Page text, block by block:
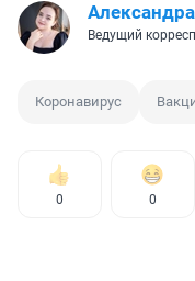
Ведущий
Коронавирус
0 0